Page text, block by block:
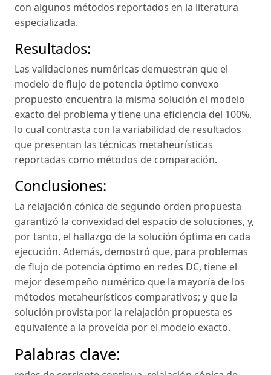
con algunos métodos reportados en la literatura
especializada.
Resultados:
Las validaciones numéricas demuestran que el
modelo de flujo de potencia óptimo convexo
propuesto encuentra la misma solución el modelo
exacto del problema y tiene una eficiencia del 100%,
lo cual contrasta con la variabilidad de resultados
que presentan las técnicas metaheurísticas
reportadas como métodos de comparación.
Conclusiones:
La relajación cónica de segundo orden propuesta
garantizó la convexidad del espacio de soluciones, y,
por tanto, el hallazgo de la solución óptima en cada
ejecución. Además, demostró que, para problemas
de flujo de potencia óptimo en redes DC, tiene el
mejor desempeño numérico que la mayoría de los
métodos metaheurísticos comparativos; y que la
solución provista por la relajación propuesta es
equivalente a la proveída por el modelo exacto.
Palabras clave: